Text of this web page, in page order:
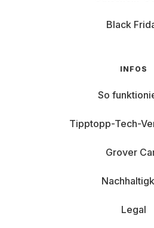
Black
INFOS
So
Tipptopp-Tech-
Grover
Legal